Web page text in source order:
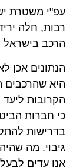
עפ"י משטרת
הרכב בישראל
הנתונים אכן
היא שהרכבים
הקרובות
כי חברות
בדרישות
גיבוי. מה
אנו עדים